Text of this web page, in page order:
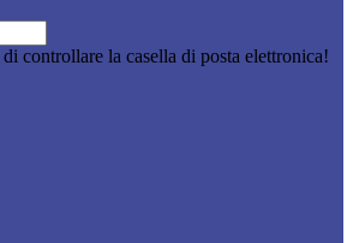
controllare la casella di posta elettronica!